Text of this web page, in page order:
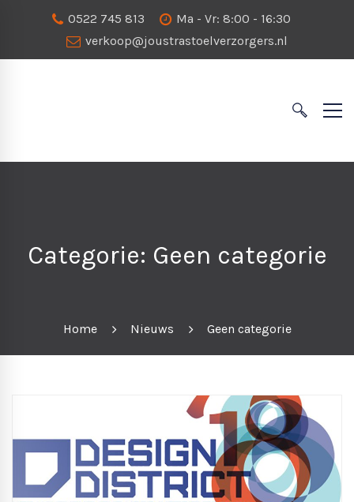
0522 745 813
Ma - Vr: 8:00 - 16:30
verkoop@joustrastoelverzorgers.nl
Categorie: Geen categorie
Home Nieuws Geen categorie